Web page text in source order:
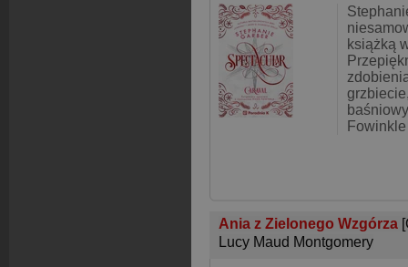
książką
Ania z Zielonego Wzgórza
Lucy Maud Montgomery